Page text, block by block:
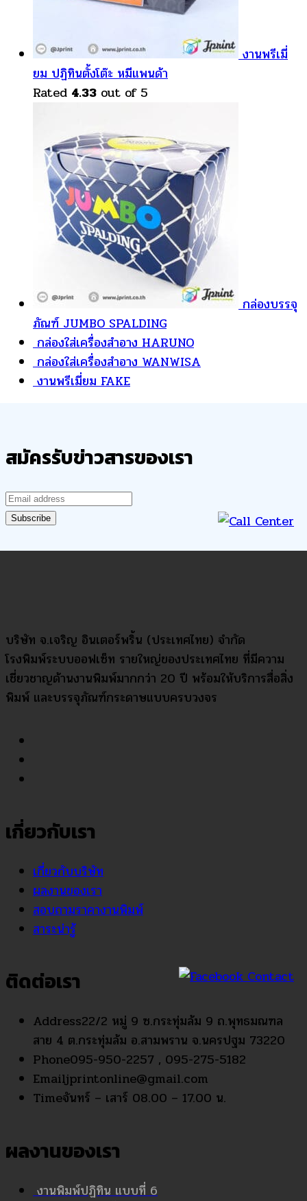
งานพรีเมี่
ยม ปฏิทินตั้งโต๊ะ หมีแพนด้า
Rated 4.33 out of 5
กล่องบรรจุ
ภัณฑ์ JUMBO SPALDING
กล่องใส่เครื่องสำอาง HARUNO
กล่องใส่เครื่องสำอาง WANWISA
งานพรีเมี่ยม FAKE
สมัครรับข่าวสารของเรา
บริษัท จ.เจริญ อินเตอร์พริ้น (ประเทศไทย) จำกัด
โรงพิมพ์ระบบออฟเซ็ท รายใหญ่ของประเทศไทย ที่มีความ
เชี่ยวชาญด้านงานพิมพ์มากกว่า 20 ปี พร้อมให้บริการสื่อสิ่ง
พิมพ์ และบรรจุภัณฑ์กระดาษแบบครบวงจร
เกี่ยวกับเรา
เกี่ยวกับบริษัท
ผลงานของเรา
สอบถามราคางานพิมพ์
สาระน่ารู้
ติดต่อเรา
Address22/2 หมู่ 9 ซ.กระทุ่มล้ม 9 ถ.พุทธมณฑล
สาย 4 ต.กระทุ่มล้ม อ.สามพราน จ.นครปฐม 73220
Phone095-950-2257 , 095-275-5182
Emailjprintonline@gmail.com
Timeจันทร์ – เสาร์ 08.00 – 17.00 น.
ผลงานของเรา
งานพิมพ์ปฏิทิน แบบที่ 6